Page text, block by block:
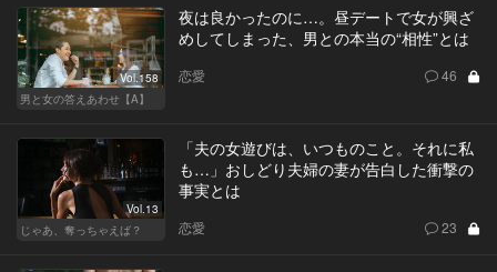
Vol.158
男と女の答えあわせ【A】
夜は良かったのに…。昼デートで女が興ざ
めしてしまった、男との本当の“相性”とは
恋愛 46
Vol.13
じゃあ、奪っちゃえば？
「夫の女遊びは、いつものこと。それに私
も…」おしどり夫婦の妻が告白した衝撃の
事実とは
恋愛 23